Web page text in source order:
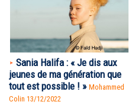
Sania Halifa : « Je dis aux
jeunes de ma génération que
tout est possible ! » Mohammed
Colin 13/12/2022